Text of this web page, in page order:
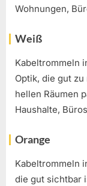
Wohnungen,
Weiß
Kabeltrommeln
Optik, die gut
hellen Räumen
Haushalte,
Orange
Kabeltrommeln
die gut sichtbar